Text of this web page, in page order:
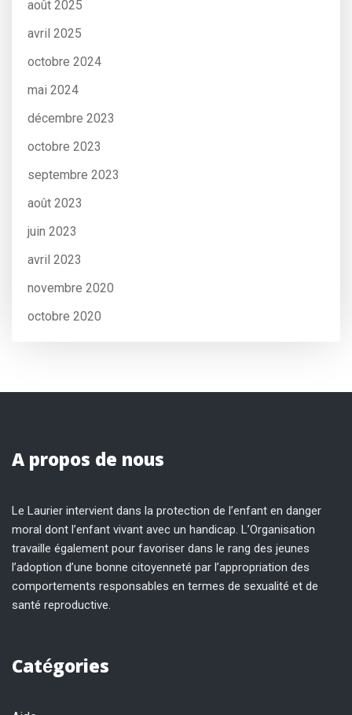
août 2025
avril 2025
octobre 2024
mai 2024
décembre 2023
octobre 2023
septembre 2023
août 2023
juin 2023
avril 2023
novembre 2020
octobre 2020
A propos de nous
Le Laurier intervient dans la protection de l’enfant en danger
moral dont l’enfant vivant avec un handicap. L’Organisation
travaille également pour favoriser dans le rang des jeunes
l’adoption d’une bonne citoyenneté par l’appropriation des
comportements responsables en termes de sexualité et de
santé reproductive.
Catégories